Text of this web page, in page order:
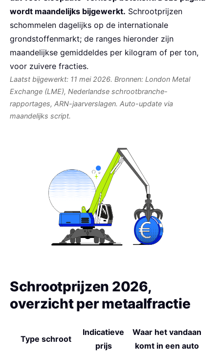
wordt maandelijks bijgewerkt. Schrootprijzen
schommelen dagelijks op de internationale
grondstoffenmarkt; de ranges hieronder zijn
maandelijkse gemiddeldes per kilogram of per ton,
voor zuivere fracties.
Laatst bijgewerkt: 11 mei 2026. Bronnen: London Metal
Exchange (LME), Nederlandse schrootbranche-
rapportages, ARN-jaarverslagen. Auto-update via
maandelijks script.
Schrootprijzen 2026,
overzicht per metaalfractie
Type schroot
Indicatieve
prijs
Waar het vandaan
komt in een auto